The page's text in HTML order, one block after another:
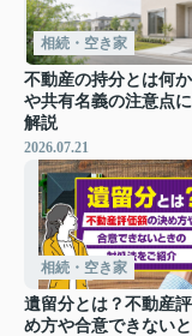
相続・空き家
不動産の持分とは何
や共有名義の注意点
解説
2026.07.21
相続・空き家
遺留分とは？不動産
め方や合意できない